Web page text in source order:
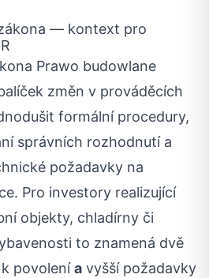
— kontext pro
Prawo budowlane
změn v prováděcích
formální procedury,
správních rozhodnutí a
požadavky na
Pro investory realizující
objekty, chladírny či
to znamená dvě
povolenía vyšší požadavky